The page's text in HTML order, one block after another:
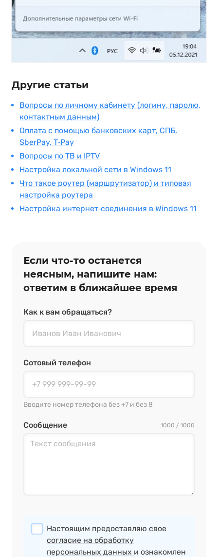
Другие статьи
Вопросы по личному кабинету (логину, паролю,
контактным данным)
Оплата с помощью банковских карт, СПБ,
SberPay, T‑Pay
Вопросы по ТВ и IPTV
Настройка локальной сети в Windows 11
Что такое роутер (маршрутизатор) и типовая
настройка роутера
Настройка интернет‑соединения в Windows 11
Если что‑то останется
неясным, напишите нам:
ответим в ближайшее время
Как к вам обращаться?
Сотовый телефон
Вводите номер телефона без +7 и без 8
Сообщение 1000 / 1000
Настоящим предоставляю свое
согласие на обработку
персональных данных и ознакомлен